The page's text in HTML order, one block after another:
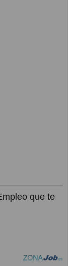
que te